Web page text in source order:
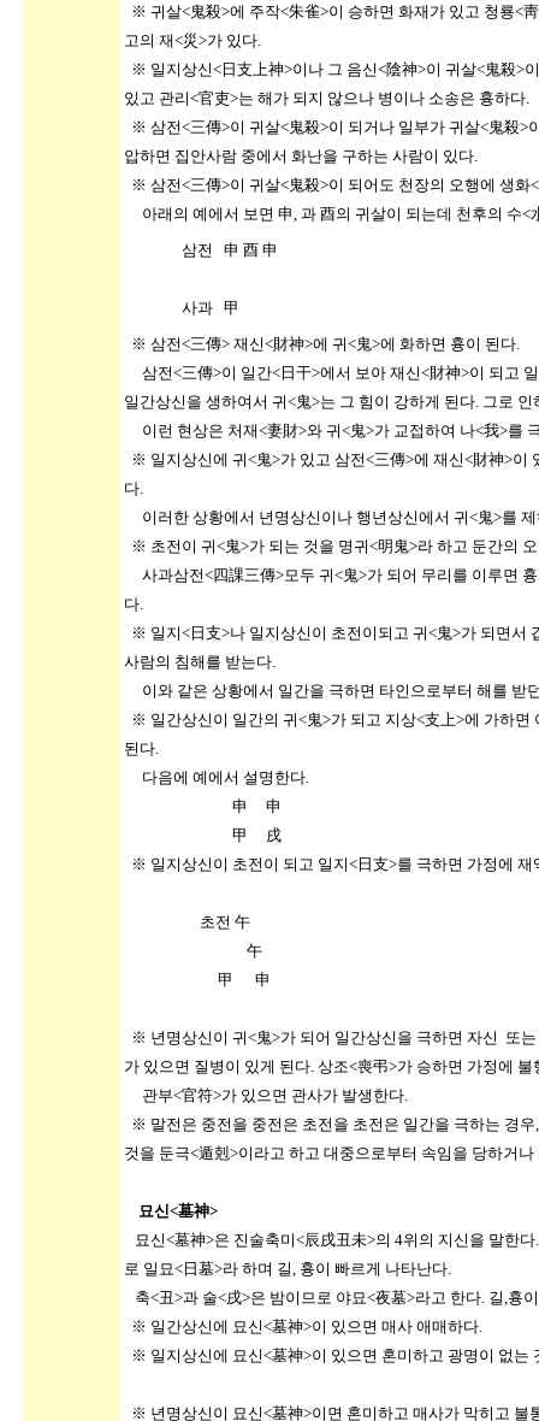
※ 귀살<鬼殺>에 주작<朱雀>이 승하면 화재가 있고 청룡
고의 재<災>가 있다.
※ 일지상신<日支上神>이나 그 음신<陰神>이 귀살<鬼殺
있고 관리<官吏>는 해가 되지 않으나 병이나 소송은 흉하다.
※ 삼전<三傳>이 귀살<鬼殺>이 되거나 일부가 귀살<鬼殺
압하면 집안사람 중에서 화난을 구하는 사람이 있다.
※ 삼전<三傳>이 귀살<鬼殺>이 되어도 천장의 오행에 생
아래의 예에서 보면 申, 과 酉의 귀살이 되는데 천후의 수
삼전 申 酉 申
사과 甲
※ 삼전<三傳> 재신<財神>에 귀<鬼>에 화하면 흉이
삼전<三傳>이 일간<日干>에서 보아 재신<財神>이 되고
일간상신을 생하여서 귀<鬼>는 그 힘이 강하게 된다. 그로
이런 현상은 처재<妻財>와 귀<鬼>가 교접하여 나<我>를
※ 일지상신에 귀<鬼>가 있고 삼전<三傳>에 재신<財神>
다.
이러한 상황에서 년명상신이나 행년상신에서 귀<鬼>를
※ 초전이 귀<鬼>가 되는 것을 명귀<明鬼>라 하고 둔간의
사과삼전<四課三傳>모두 귀<鬼>가 되어 무리를 이루면
다.
※ 일지<日支>나 일지상신이 초전이되고 귀<鬼>가 되면
사람의 침해를 받는다.
이와 같은 상황에서 일간을 극하면 타인으로부터 해를 받
※ 일간상신이 일간의 귀<鬼>가 되고 지상<支上>에 가하
된다.
다음에 예에서 설명한다.
申 申
甲 戌
※ 일지상신이 초전이 되고 일지<日支>를 극하면 가정에 재
초전 午
午
甲 申
※ 년명상신이 귀<鬼>가 되어 일간상신을 극하면 자신 또
가 있으면 질병이 있게 된다. 상조<喪弔>가 승하면 가정에 불
관부<官符>가 있으면 관사가 발생한다.
※ 말전은 중전을 중전은 초전을 초전은 일간을 극하는 경
것을 둔극<遁剋>이라고 하고 대중으로부터 속임을 당하거
묘신<墓神>
묘신<墓神>은 진술축미<辰戌丑未>의 4위의 지신을 말한
로 일묘<日墓>라 하며 길, 흉이 빠르게 나타난다.
축<丑>과 술<戌>은 밤이므로 야묘<夜墓>라고 한다. 길,흉
※ 일간상신에 묘신<墓神>이 있으면 매사 애매하다.
※ 일지상신에 묘신<墓神>이 있으면 혼미하고 광명이 없
※ 년명상신이 묘신<墓神>이면 혼미하고 매사가 막히고 불